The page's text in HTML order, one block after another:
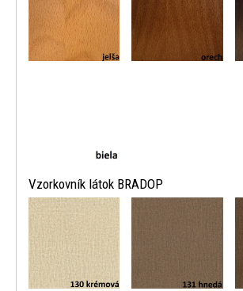
Vzorkovník látok BRADOP